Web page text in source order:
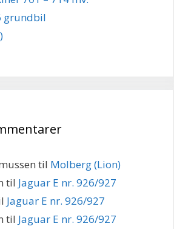
grundbil
til Molberg (Lion)
til Jaguar E nr. 926/927
Jaguar E nr. 926/927
til Jaguar E nr. 926/927